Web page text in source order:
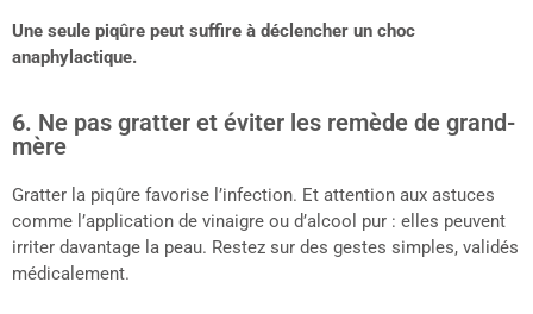
Une seule piqûre peut suffire à déclencher un choc
anaphylactique.
6. Ne pas gratter et éviter les remède de grand-
mère
Gratter la piqûre favorise l’infection. Et attention aux astuces
comme l’application de vinaigre ou d’alcool pur : elles peuvent
irriter davantage la peau. Restez sur des gestes simples, validés
médicalement.